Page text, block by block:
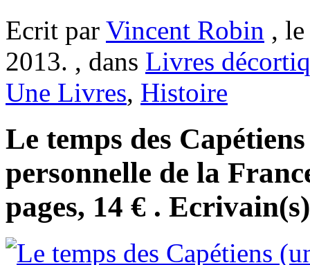
Ecrit par Vincent Robin ,
2013. , dans Livres
Une Livres, Histoire
Le temps des
personnelle de la
pages, 14 € .